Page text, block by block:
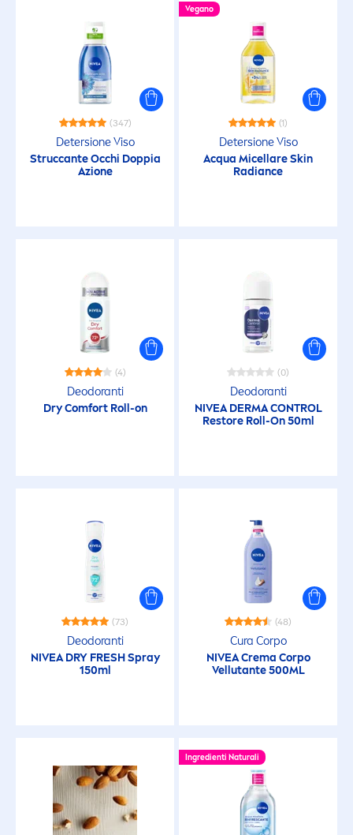
Solari Bambini
Solari Bambini
Solari Corpo
Viso
CATEGORIA/GRUPPO
Acqua Micellare
Baby
Crema Corpo
Crema Giorno
Crema Idratante
Creme Colorate
(347)
Detersione Viso
Struccante Occhi Doppia
Azione
Vegano
(1)
Detersione Viso
Acqua MicellareSkin
Radiance
(4)
Deodoranti
Dry Comfort Roll-on
(0)
Deodoranti
NIVEADERMA CONTROL
Restore Roll-On 50ml
(73)
Deodoranti
NIVEADRY FRESHSpray
150ml
(48)
Cura Corpo
NIVEACrema Corpo
Vellutante 500ML
Ingredienti Natural i